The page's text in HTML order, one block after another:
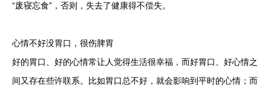
“废寝忘食”，否则，失去了健康得不偿失。
心情不好没胃口，很伤脾胃
好的胃口、好的心情常让人觉得生活很幸福，而好胃口、好心情之
间又存在些许联系。比如胃口总不好，就会影响到平时的心情；而